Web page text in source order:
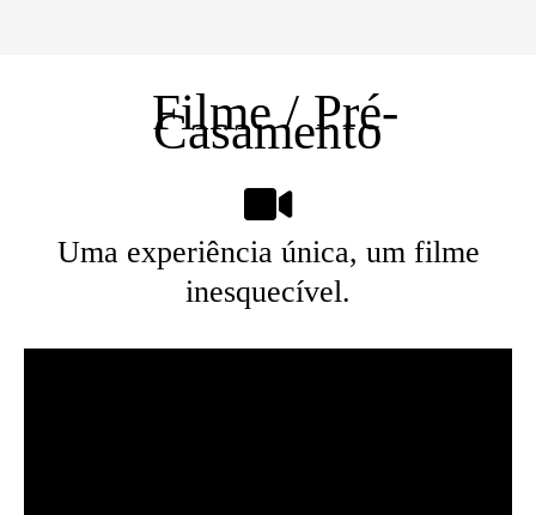
Filme / Pré-
Casamento
Uma experiência única, um filme
inesquecível.